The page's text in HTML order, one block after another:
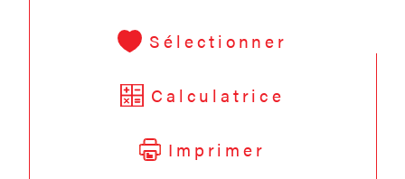
Sélectionner
Calculatrice
Imprimer